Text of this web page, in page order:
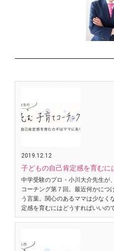
2019.12.12
子どもの自己肯定感を育むに
中学受験のプロ・小川大介先生が
コーチング第７回。最近何かにつ
う言葉。関心のあるママは少なく
定感を育むにはどうすればいいの